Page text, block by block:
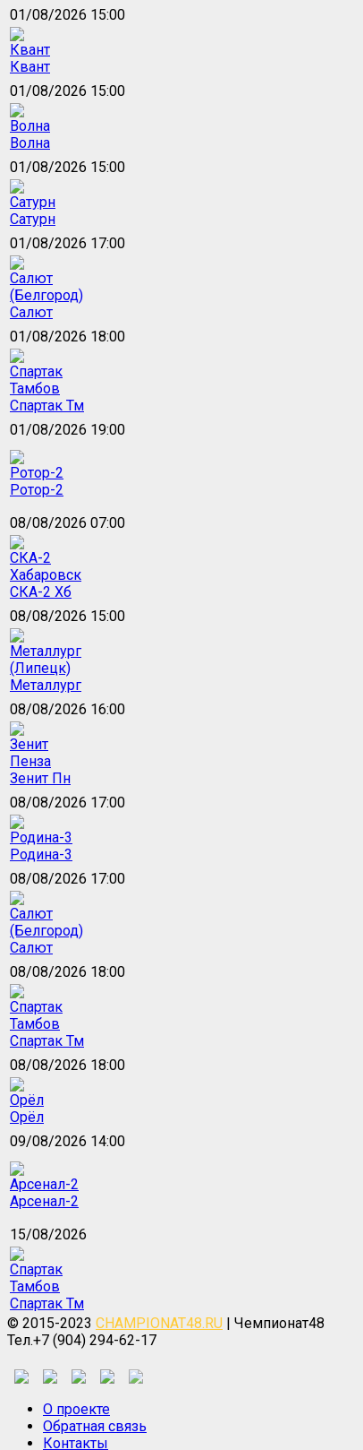
01/08/2026 15:00
Квант
01/08/2026 15:00
Волна
01/08/2026 15:00
Сатурн
01/08/2026 17:00
Салют
01/08/2026 18:00
Спартак Тм
01/08/2026 19:00
Ротор-2
08/08/2026 07:00
СКА-2 Хб
08/08/2026 15:00
Металлург
08/08/2026 16:00
Зенит Пн
08/08/2026 17:00
Родина-3
08/08/2026 17:00
Салют
08/08/2026 18:00
Спартак Тм
08/08/2026 18:00
Орёл
09/08/2026 14:00
Арсенал-2
15/08/2026
Спартак Тм
© 2015-2023 CHAMPIONAT48.RU | Чемпионат48
Тел.+7 (904) 294-62-17
О проекте
Обратная связь
Контакты